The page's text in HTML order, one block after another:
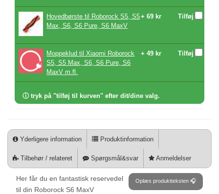
Hovedbørste til Roborock S5, S5
Max, S6, S6 Pure, S6 MaxV
+ 69 kr Tilføj
Moppeklud til Xiaomi Roborock
S5, S5 Max, S6, S6 Pure, S6
MaxV m.fl.
+ 49 kr Tilføj
ⓘ tryk på "tilføj til kurven" efter dit/dine valg.
Yderligere information Produktinformation
Tilbehør / relateret Spørgsmål&svar Anmeldelser
Oplæs produktteksten 🎧
Her får du en fantastisk reservedel
til din Roborock S6 MaxV